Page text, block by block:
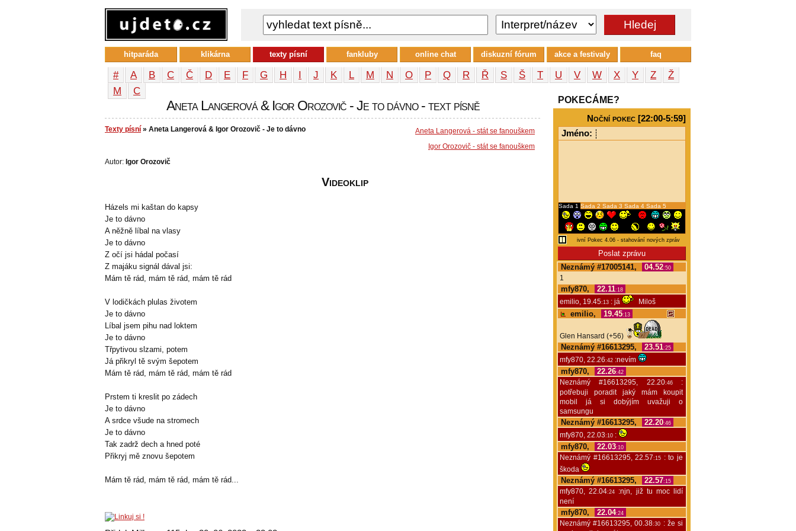
# A B C Č D E F G H I J K L M N O P Q R Ř S Š T U V W X Y Z
Ž
М
С
Aneta Langerová & Igor Orozovič - Je to dávno - text písně
Texty písní » Aneta Langerová & Igor Orozovič - Je to dávno
Aneta Langerová - stát se fanouškem
Igor Orozovič - stát se fanouškem
Autor: Igor Orozovič
Házels mi kaštan do kapsy
Je to dávno
A něžně líbal na vlasy
Je to dávno
Z očí jsi hádal počasí
Z majáku signál dával jsi:
Mám tě rád, mám tě rád, mám tě rád
V lodičkách plulas životem
Je to dávno
Líbal jsem pihu nad loktem
Je to dávno
Třpytivou slzami, potem
Já přikryl tě svým šepotem
Mám tě rád, mám tě rád, mám tě rád
Prstem ti kreslit po zádech
Je to dávno
A srdce všude na stromech
Je to dávno
Tak zadrž dech a hned poté
Přikryj mě znovu šepotem
Mám tě rád, mám tě rád, mám tě rád...
Videoklip
POKECÁME?
Noční pokec [22:00-5:59]
Jméno:
Sada 1 Sada 2 Sada 3 Sada 4 Sada 5
Neznámý #17005141, 04.52:50
1
mfy870, 22.11:18
emilio, 19.45:13 : já Miloš
emilio, 19.45:13
Glen Hansard (+56)
Neznámý #16613295, 23.51:25
mfy870, 22.26:42 :nevím
mfy870, 22.26:42
Neznámý #16613295, 22.20:46:
potřebuji poradit jaký mám koupit
mobil já si dobýjím uvažuji o
samsungu
Neznámý #16613295, 22.20:46
mfy870, 22.03:10 :
mfy870, 22.03:10
Neznámý #16613295, 22.57:15 : to je
škoda
Neznámý #16613295, 22.57:15
mfy870, 22.04:24
:njn, již tu moc lidí
není
mfy870, 22.04:24
Neznámý #16613295, 00.38:30 : že si
hitparáda klikárna texty písní fankluby online chat diskuzní fórum akce a festivaly faq